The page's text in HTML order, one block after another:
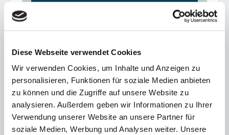
Diese Webseite verwendet Cookies
Wir verwenden Cookies, um Inhalte und Anzeigen zu
personalisieren, Funktionen für soziale Medien anbieten
zu können und die Zugriffe auf unsere Website zu
analysieren. Außerdem geben wir Informationen zu Ihrer
Verwendung unserer Website an unsere Partner für
soziale Medien, Werbung und Analysen weiter. Unsere
Meinungsbeitrag von Kirsten Giering